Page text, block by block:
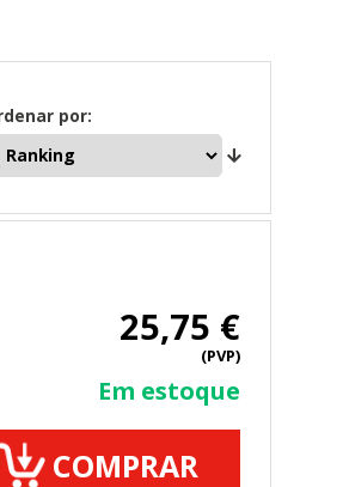
por:
25,75 €
(PVP)
Em estoque
COMPRAR